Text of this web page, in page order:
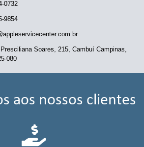
0732
9854
Soares, 215, Cambuí Campinas,
080
aos nossos clientes